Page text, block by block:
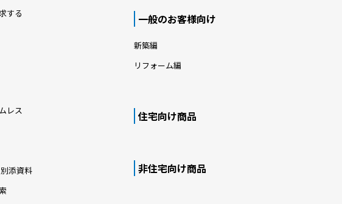
する
レス
添資料
一般のお客様向け
新築編
リフォーム編
住宅向け商品
非住宅向け商品